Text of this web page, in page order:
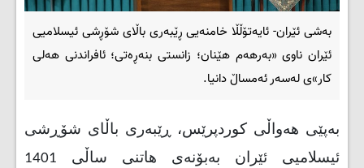
بەشی ئێران- ئایەتۆڵڵا خامنەیی ڕێبەری باڵای شۆڕشی ئیسلامیی
ئێران ناوی «بەرهەم هێنان؛ زانستی بنەڕەتی؛ ئافراندنی هەلی
کار»ی لەسەر ئەمساڵ دانیا.
بەپێی هەواڵی کوردپرێس، ڕێبەری باڵای شۆڕشی
ئیسلامیی ئێران بەبۆنەی هاتنی ساڵی 1401